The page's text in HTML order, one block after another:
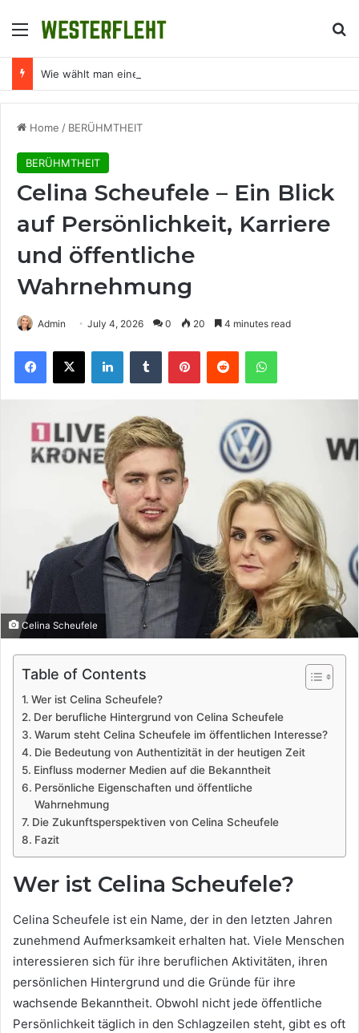
Menu
Wie wählt man eine effiziente Straßenlampe aus?
Home / BERÜHMTHEIT
BERÜHMTHEIT
Celina Scheufele – Ein Blick
auf Persönlichkeit, Karriere
und öffentliche
Wahrnehmung
Admin July 4, 2026 0 20 4 minutes read
Facebook
X LinkedInTumblr PinterestReddit WhatsApp
Celina Scheufele
Table of Contents
Wer ist Celina Scheufele?
Der berufliche Hintergrund von Celina Scheufele
Warum steht Celina Scheufele im öffentlichen Interesse?
Die Bedeutung von Authentizität in der heutigen Zeit
Einfluss moderner Medien auf die Bekanntheit
Persönliche Eigenschaften und öffentliche
Wahrnehmung
Die Zukunftsperspektiven von Celina Scheufele
Fazit
Wer ist Celina Scheufele?
Celina Scheufele ist ein Name, der in den letzten Jahren
zunehmend Aufmerksamkeit erhalten hat. Viele Menschen
interessieren sich für ihre beruflichen Aktivitäten, ihren
persönlichen Hintergrund und die Gründe für ihre
wachsende Bekanntheit. Obwohl nicht jede öffentliche
Persönlichkeit täglich in den Schlagzeilen steht, gibt es oft